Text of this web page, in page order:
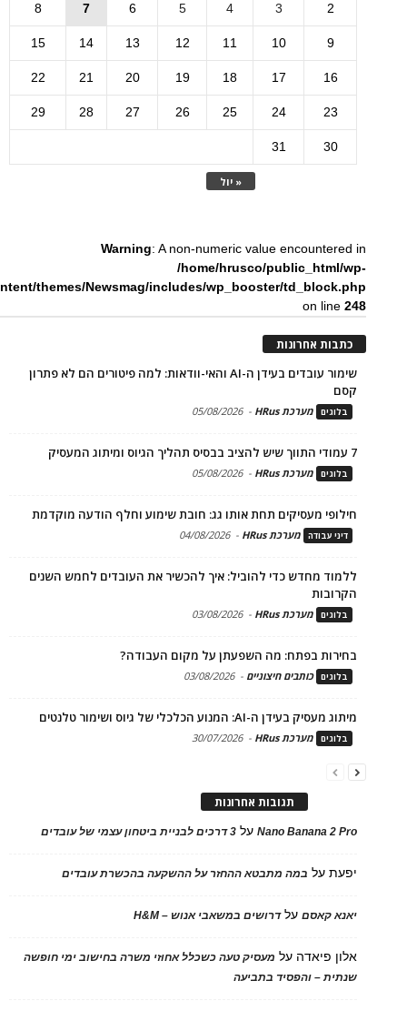
« יול
2
3
4
5
6
7
8
9
10
11
12
13
14
15
16
17
18
19
20
21
22
23
24
25
26
27
28
29
30
31
Warning: A non-numeric value encountered in
/home/hrusco/public_html/wp-
themes/Newsmag/includes/wp_booster/td_block.php
on line248
כתבות אחרונות
שימור עובדים בעידן ה-AI והאי-וודאות: למה פיטורים הם לא פתרון
קסם
בלוגים מערכת HRus -
05/08/2026
7 עמודי התווך שיש להציב בבסיס תהליך הגיוס ומיתוג המעסיק
בלוגים מערכת HRus -
05/08/2026
חילופי מעסיקים תחת אותו גג: חובת שימוע וחלף הודעה מוקדמת
דיני עבודה מערכת HRus -
04/08/2026
ללמוד מחדש כדי להוביל: איך להכשיר את העובדים לחמש השנים
הקרובות
בלוגים מערכת HRus -
03/08/2026
בחירות בפתח: מה השפעתן על מקום העבודה?
בלוגים כותבים חיצוניים -
03/08/2026
מיתוג מעסיק בעידן ה-AI: המנוע הכלכלי של גיוס ושימור טלנטים
בלוגים מערכת HRus -
30/07/2026
תגובות אחרונות
Nano Banana 2 Proעל 3 דרכים לבניית ביטחון עצמי של עובדים
יפעתעל במה מתבטא ההחזר על ההשקעה בהכשרת עובדים
יאנא קאסםעלדרושים במשאבי אנוש – H&M
אלון פיאדה על מעסיק טעה כשכלל אחוזי משרה בחישוב ימי חופשה
שנתית – והפסיד בתביעה